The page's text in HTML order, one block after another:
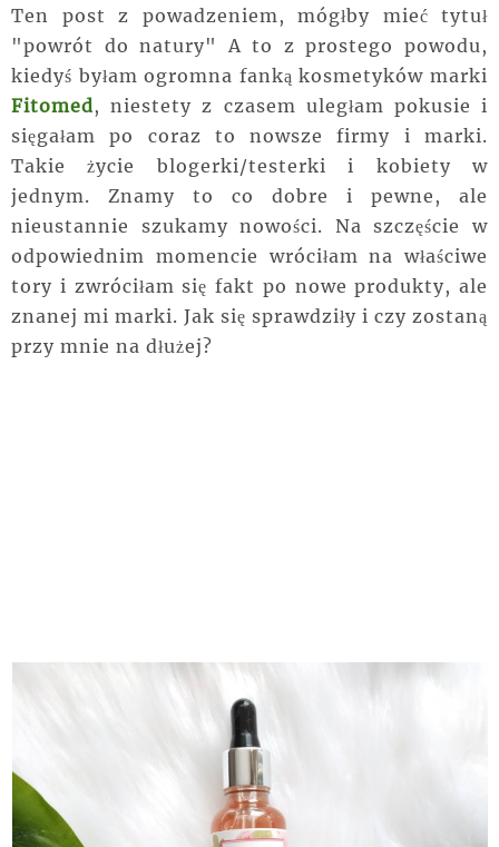
Ten post z powadzeniem, mógłby mieć tytuł
"powrót do natury" A to z prostego powodu,
kiedyś byłam ogromna fanką kosmetyków marki
Fitomed, niestety z czasem uległam pokusie i
sięgałam po coraz to nowsze firmy i marki.
Takie życie blogerki/testerki i kobiety w
jednym. Znamy to co dobre i pewne, ale
nieustannie szukamy nowości. Na szczęście w
odpowiednim momencie wróciłam na właściwe
tory i zwróciłam się fakt po nowe produkty, ale
znanej mi marki. Jak się sprawdziły i czy zostaną
przy mnie na dłużej?